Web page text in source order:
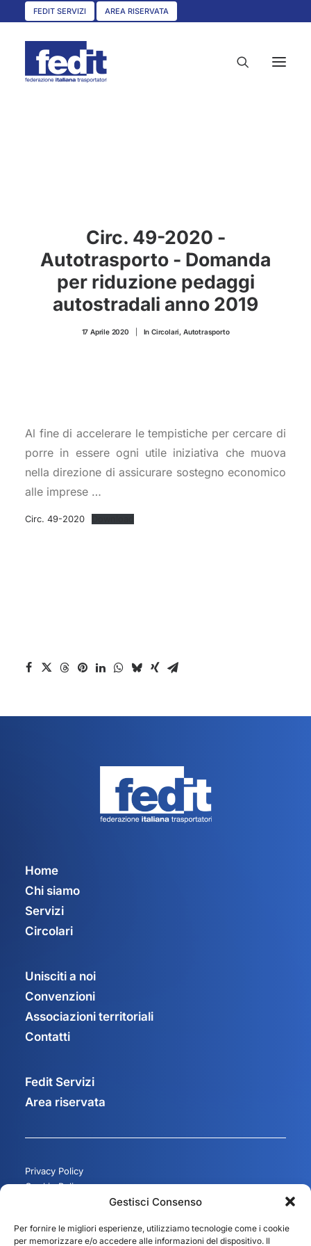
Gestisci Consenso
Per fornire le migliori esperienze, utilizziamo tecnologie come i cookie
per memorizzare e/o accedere alle informazioni del dispositivo. Il
FEDIT SERVIZI AREA RISERVATA
UNISCITI A NOI
CONVENZIONI
ASSOCIAZIONI TERRITORIALI
Circ. 49-2020 -
Autotrasporto - Domanda
per riduzione pedaggi
autostradali anno 2019
17 Aprile 2020 InCircolari, Autotrasporto
Al fine di accelerare le tempistiche per cercare di
porre in essere ogni utile iniziativa che muova
nella direzione di assicurare sostegno economico
alle imprese …
Circ. 49-2020
Home
Chi siamo
Servizi
Circolari
Unisciti a noi
Convenzioni
Associazioni territoriali
Contatti
Fedit Servizi
Area riservata
Privacy Policy
Cookie Policy